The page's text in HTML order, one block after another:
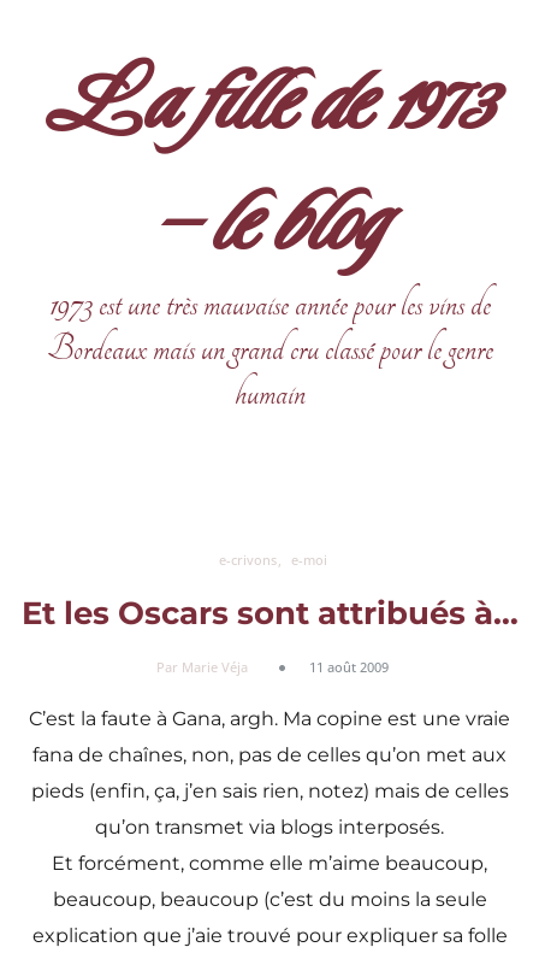
La fille de 1973
– le blog
1973 est une très mauvaise année pour les vins de
Bordeaux mais un grand cru classé pour le genre
humain
e-crivons e-moi
Et les Oscars sont attribués à…
Par Marie Véja 11 août 2009
C’est la faute à Gana, argh. Ma copine est une vraie
fana de chaînes, non, pas de celles qu’on met aux
pieds (enfin, ça, j’en sais rien, notez) mais de celles
qu’on transmet via blogs interposés.
Et forcément, comme elle m’aime beaucoup,
beaucoup, beaucoup (c’est du moins la seule
explication que j’aie trouvé pour expliquer sa folle